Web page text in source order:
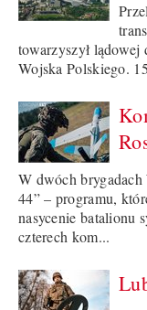
towarzyszył
Wojska Polskiego.
W dwóch
44” – programu,
nasycenie batalionu
czterech kom...